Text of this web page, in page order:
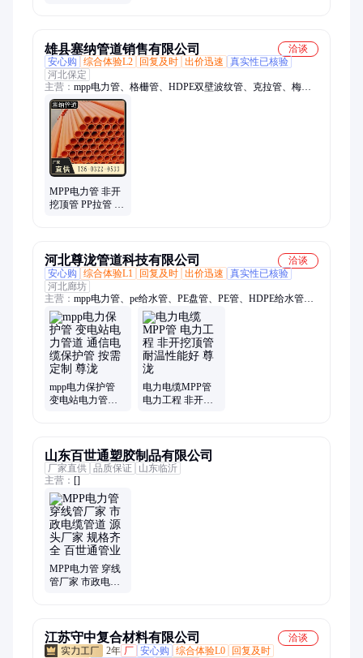
雄县塞纳管道销售有限公司
洽谈
安心购
综合体验L2 回复及时 出价迅速
真实性已核验
河北保定
主营： mpp电力管、格栅管、HDPE双壁波纹管、克拉管、梅花
管、PVC穿线管、PE给水管、PE穿线管、PVC排水管、硅芯
管、HDPE钢带、钢丝网骨架、检查井
MPP电力管 非开
挖顶管 PP拉管 市
河北尊泷管道科技有限公司
洽谈
安心购
综合体验L1 回复及时 出价迅速
真实性已核验
河北廊坊
主营： mpp电力管、pe给水管、PE盘管、PE管、HDPE给水管、
mpp电力电缆保护管、给水管、钢带管、玻璃钢管、管道修复
管、电缆保护管、电力波纹管、农田灌溉管、钢带波纹管、置换
管、双壁波纹管、电力管、聚乙烯给水管、七孔梅花管、穿线
管、硅芯管、钢丝网骨架塑料复合管、电缆保护套管、mpp电缆
保护管、电力波纹护套管
mpp电力保护管
变电站电力管道
电力电缆MPP管
电力工程 非开挖
山东百世通塑胶制品有限公司
厂家直供 品质保证
山东临沂
主营： []
MPP电力管 穿线
管厂家 市政电缆
江苏守中复合材料有限公司
洽谈
2年 厂 安心购 综合体验L0
回复及时